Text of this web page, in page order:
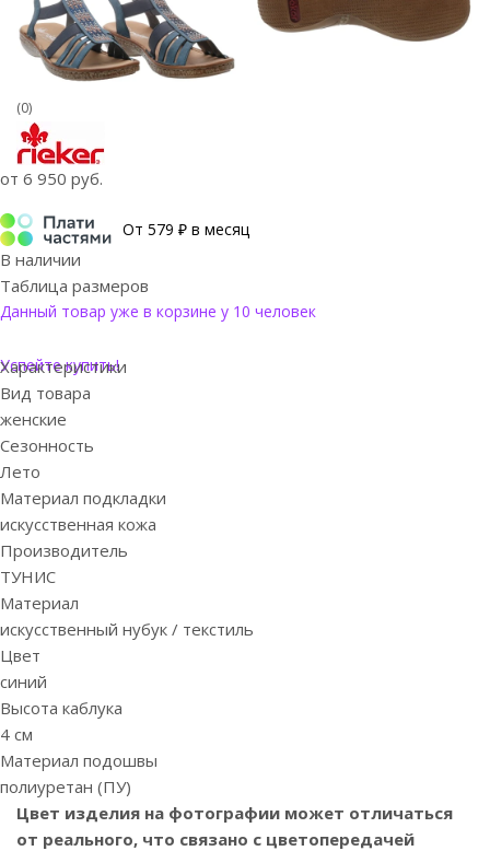
(0)
от 6 950 руб.
От 579 ₽ в месяц
В наличии
Таблица размеров
Данный товар уже в корзине у 10 человек
Успейте купить!
Характеристики
Вид товара
женские
Сезонность
Лето
Материал подкладки
искусственная кожа
Производитель
ТУНИС
Материал
искусственный нубук / текстиль
Цвет
синий
Высота каблука
4 см
Материал подошвы
полиуретан (ПУ)
Цвет изделия на фотографии может отличаться
от реального, что связано с цветопередачей